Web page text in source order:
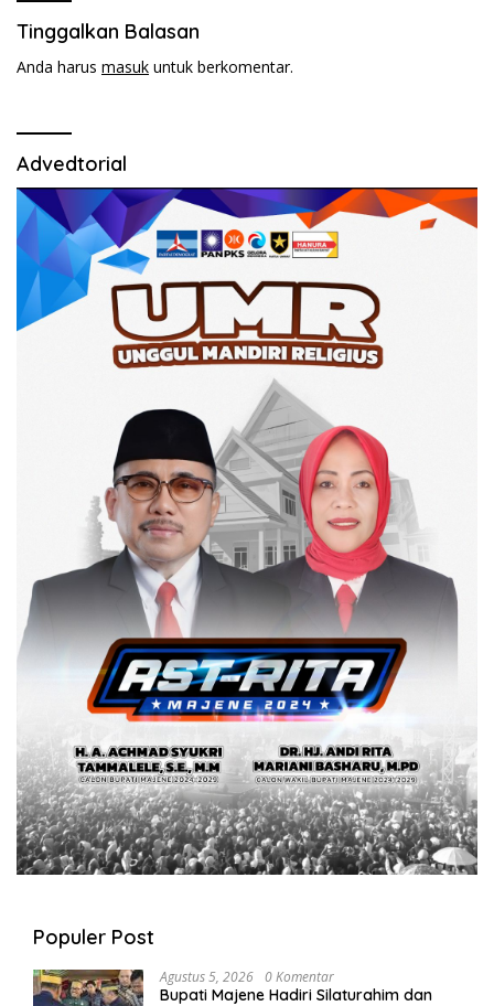
Tinggalkan Balasan
Anda harus masuk untuk berkomentar.
Advedtorial
Populer Post
Agustus 5, 2026 0 Komentar
Bupati Majene Hadiri Silaturahim dan